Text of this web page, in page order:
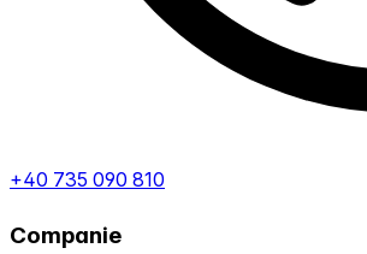
+40 735 090 810
Companie